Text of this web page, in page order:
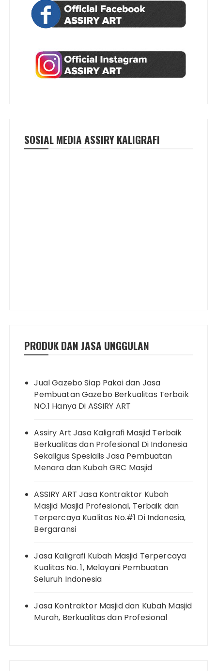
SOSIAL MEDIA ASSIRY KALIGRAFI
PRODUK DAN JASA UNGGULAN
Jual Gazebo Siap Pakai dan Jasa
Pembuatan Gazebo Berkualitas Terbaik
NO.1 Hanya Di ASSIRY ART
Assiry Art Jasa Kaligrafi Masjid Terbaik
Berkualitas dan Profesional Di Indonesia
Sekaligus Spesialis Jasa Pembuatan
Menara dan Kubah GRC Masjid
ASSIRY ART Jasa Kontraktor Kubah
Masjid Masjid Profesional, Terbaik dan
Terpercaya Kualitas No.#1 Di Indonesia,
Bergaransi
Jasa Kaligrafi Kubah Masjid Terpercaya
Kualitas No. 1, Melayani Pembuatan
Seluruh Indonesia
Jasa Kontraktor Masjid dan Kubah Masjid
Murah, Berkualitas dan Profesional